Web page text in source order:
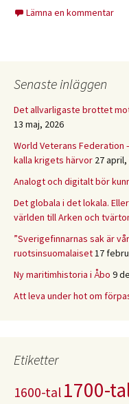
Lämna en kommentar
Senaste inläggen
Det allvarligaste brottet
13 maj, 2026
World Veterans
kalla krigets härvor 27 april,
Analogt och digitalt bör
Det globala i det lokala.
världen till Arken och
”Sverigefinnarnas sak är
ruotsinsuomalaiset17
Ny maritimhistoria i Åbo 9
Att leva under hot om
Etiketter
1600-tal 1700-